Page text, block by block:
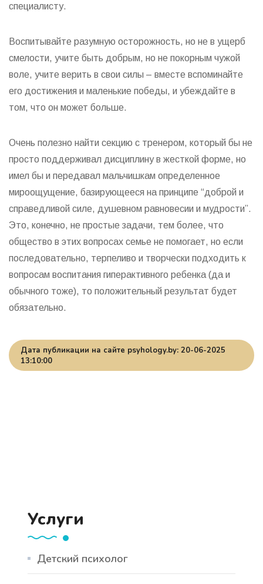
специалисту.
Воспитывайте разумную осторожность, но не в ущерб
смелости, учите быть добрым, но не покорным чужой
воле, учите верить в свои силы – вместе вспоминайте
его достижения и маленькие победы, и убеждайте в
том, что он может больше.
Очень полезно найти секцию с тренером, который бы не
просто поддерживал дисциплину в жесткой форме, но
имел бы и передавал мальчишкам определенное
мироощущение, базирующееся на принципе “доброй и
справедливой силе, душевном равновесии и мудрости”.
Это, конечно, не простые задачи, тем более, что
общество в этих вопросах семье не помогает, но если
последовательно, терпеливо и творчески подходить к
вопросам воспитания гиперактивного ребенка (да и
обычного тоже), то положительный результат будет
обязательно.
Дата публикации на сайте psyhology.by: 20-06-2025
13:10:00
Услуги
Детский психолог